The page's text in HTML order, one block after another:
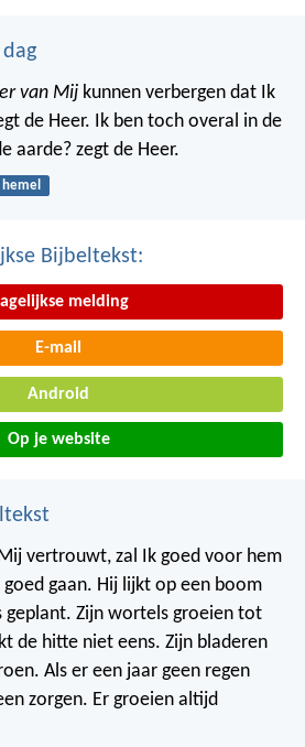
van Mij kunnen verbergen dat Ik
de Heer. Ik ben toch overal in de
aarde? zegt de Heer.
hemel
Bijbeltekst:
melding
E-mail
Android
Op je website
vertrouwt, zal Ik goed voor hem
gaan. Hij lijkt op een boom
geplant. Zijn wortels groeien tot
de hitte niet eens. Zijn bladeren
Als er een jaar geen regen
zorgen. Er groeien altijd